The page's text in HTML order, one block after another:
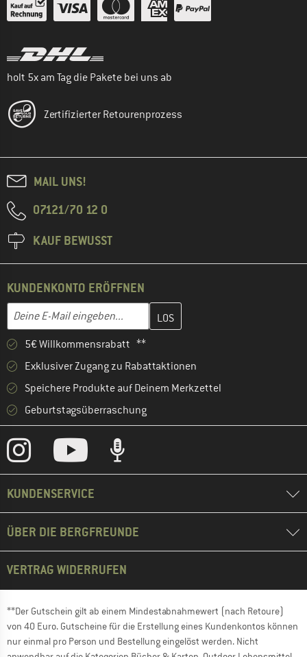
holt 5x am Tag die Pakete bei uns ab
Zertifizierter Retourenprozess
MAIL UNS!
07121/70 12 0
KAUF BEWUSST
KUNDENKONTO ERÖFFNEN
E-Mail-Adresse
Gib hier deine E-Mail-Adresse ein und erstelle im nächsten
5€ Willkommensrabatt **
Exklusiver Zugang zu Rabattaktionen
Speichere Produkte auf Deinem Merkzettel
Geburtstagsüberraschung
KUNDENSERVICE
ÜBER DIE BERGFREUNDE
VERTRAG WIDERRUFEN
**Der Gutschein gilt ab einem Mindestabnahmewert (nach Retoure)
von 40 Euro. Gutscheine für die Erstellung eines Kundenkontos können
nur einmal pro Person und Bestellung eingelöst werden. Nicht